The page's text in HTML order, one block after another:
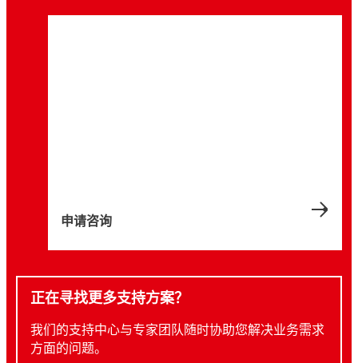
申请咨询
正在寻找更多支持方案？
我们的支持中心与专家团队随时协助您解决业务需求
方面的问题。